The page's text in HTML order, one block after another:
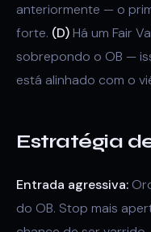
anteriormente — o
forte. (D)Há um Fair
sobrepondo o OB —
está alinhado com o
Estratégia
Entrada agressiva:
do OB. Stop mais